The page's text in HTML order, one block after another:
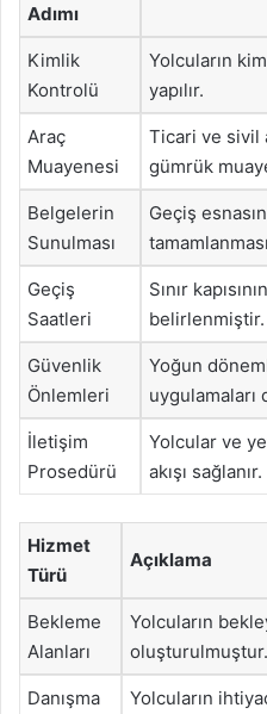
Adımı
Kimlik
Kontrolü
Yolcuların
yapılır.
Araç
Muayenesi
Ticari ve sivil
gümrük
Belgelerin
Sunulması
Geçiş
Geçiş
Saatleri
Sınır
belirlenmiştir.
Güvenlik
Önlemleri
Yoğun
uygulamaları
İletişim
Prosedürü
Yolcular ve
akışı sağlanır.
Hizmet
Türü
Açıklama
Bekleme
Alanları
Yolcuların
oluşturulmuştur.
Danışma
Yolcuların